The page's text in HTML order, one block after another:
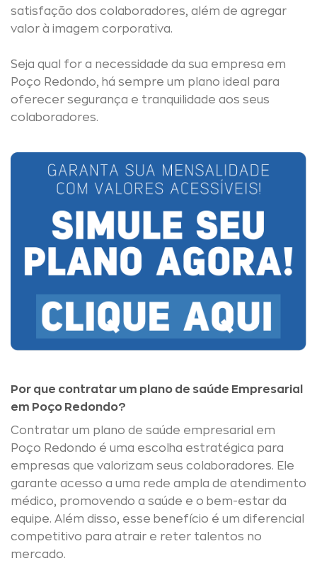
satisfação dos colaboradores, além de agregar
valor à imagem corporativa.
Seja qual for a necessidade da sua empresa em
Poço Redondo, há sempre um plano ideal para
oferecer segurança e tranquilidade aos seus
colaboradores.
Por que contratar um plano de saúde Empresarial
em Poço Redondo?
Contratar um plano de saúde empresarial em
Poço Redondo é uma escolha estratégica para
empresas que valorizam seus colaboradores. Ele
garante acesso a uma rede ampla de atendimento
médico, promovendo a saúde e o bem-estar da
equipe. Além disso, esse benefício é um diferencial
competitivo para atrair e reter talentos no
mercado.